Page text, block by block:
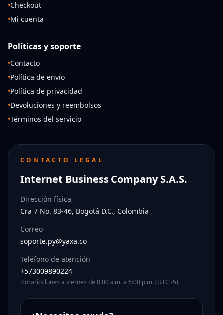
•Checkout
•Mi cuenta
Políticas y soporte
•Contacto
•Política de envío
•Política de privacidad
•Devoluciones y reembolsos
•Términos del servicio
CONTACTO LEGAL
Internet Business Company S.A.S.
Dirección física
Cra 7 No. 83-46, Bogotá D.C., Colombia
Correo
soporte.py@yaxa.co
Teléfono de atención
+573009890224
Horario: lunes a viernes de 8:00 a.m. a 6:00 p.m. (UTC -5)